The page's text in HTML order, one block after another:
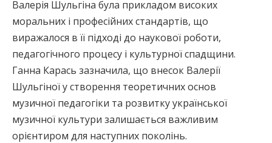
Валерія Шульгіна була прикладом високих
моральних і професійних стандартів, що
виражалося в її підході до наукової роботи,
педагогічного процесу і культурної спадщини.
Ганна Карась зазначила, що внесок Валерії
Шульгіної у створення теоретичних основ
музичної педагогіки та розвитку української
музичної культури залишається важливим
орієнтиром для наступних поколінь.